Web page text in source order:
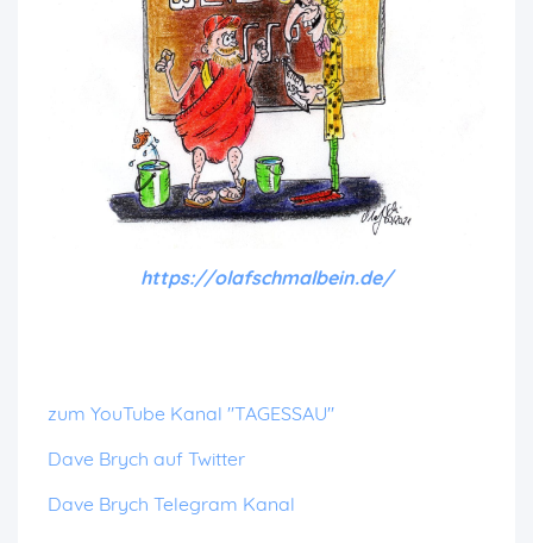
https://olafschmalbein.de/
zum YouTube Kanal "TAGESSAU"
Dave Brych auf Twitter
Dave Brych Telegram Kanal